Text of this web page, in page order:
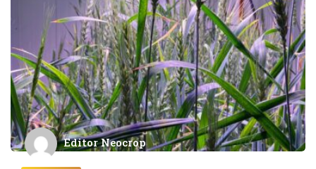
Editor Neocrop